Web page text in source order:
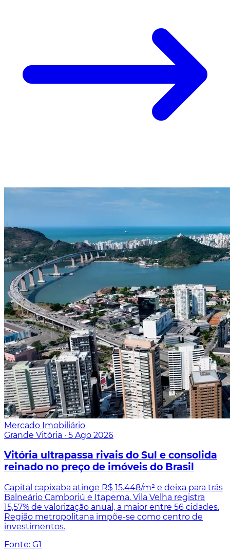
Mercado Imobiliário
Grande Vitória · 5 Ago 2026
Vitória ultrapassa rivais do Sul e consolida
reinado no preço de imóveis do Brasil
Capital capixaba atinge R$ 15.448/m² e deixa para trás
Balneário Camboriú e Itapema. Vila Velha registra
15,57% de valorização anual, a maior entre 56 cidades.
Região metropolitana impõe-se como centro de
investimentos.
Fonte: G1